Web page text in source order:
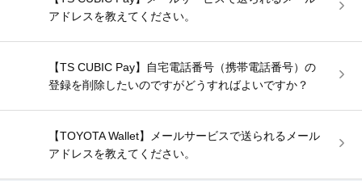
アドレスを教えてください。
【TS CUBIC Pay】自宅電話番号（携帯電話番号）の
登録を削除したいのですがどうすればよいですか？
【TOYOTA Wallet】メールサービスで送られるメール
アドレスを教えてください。